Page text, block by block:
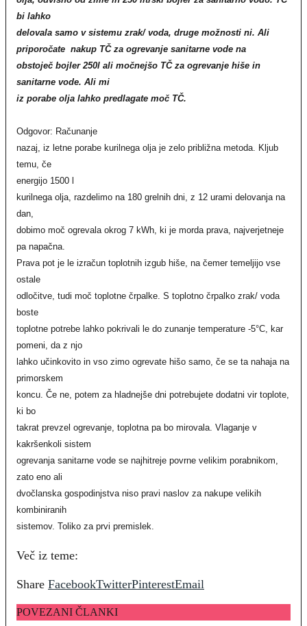
bi lahko
delovala samo v sistemu zrak/ voda, druge možnosti ni. Ali
priporočate nakup TČ za ogrevanje sanitarne vode na
obstoječ bojler 250l ali močnejšo TČ za ogrevanje hiše in
sanitarne vode. Ali mi
iz porabe olja lahko predlagate moč TČ.
Odgovor: Računanje
nazaj, iz letne porabe kurilnega olja je zelo približna metoda. Kljub
temu, če
energijo 1500 l
kurilnega olja, razdelimo na 180 grelnih dni, z 12 urami delovanja na
dan,
dobimo moč ogrevala okrog 7 kWh, ki je morda prava, najverjetneje
pa napačna.
Prava pot je le izračun toplotnih izgub hiše, na čemer temeljijo vse
ostale
odločitve, tudi moč toplotne črpalke. S toplotno črpalko zrak/ voda
boste
toplotne potrebe lahko pokrivali le do zunanje temperature -5°C, kar
pomeni, da z njo
lahko učinkovito in vso zimo ogrevate hišo samo, če se ta nahaja na
primorskem
koncu. Če ne, potem za hladnejše dni potrebujete dodatni vir toplote,
ki bo
takrat prevzel ogrevanje, toplotna pa bo mirovala. Vlaganje v
kakršenkoli sistem
ogrevanja sanitarne vode se najhitreje povrne velikim porabnikom,
zato eno ali
dvočlanska gospodinjstva niso pravi naslov za nakupe velikih
kombiniranih
sistemov. Toliko za prvi premislek.
Več iz teme:
Share FacebookTwitterPinterestEmail
POVEZANI ČLANKI